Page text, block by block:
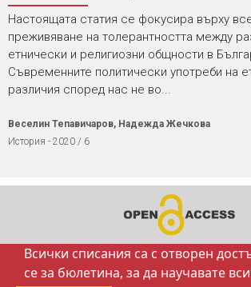
Настоящата статия се фокусира върху
преживяване на толерантността между
етнически и религиозни общности в
Съвременните политически употреби на
различия според нас не во...
Веселин Тепавичаров, Надежда Жечкова
История - 2020 / 6
Всички списания са с отворен
се за бюлетина, за да научавате